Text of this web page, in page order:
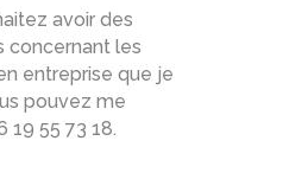
avoir des
concernant les
entreprise que je
pouvez me
19 55 73 18.